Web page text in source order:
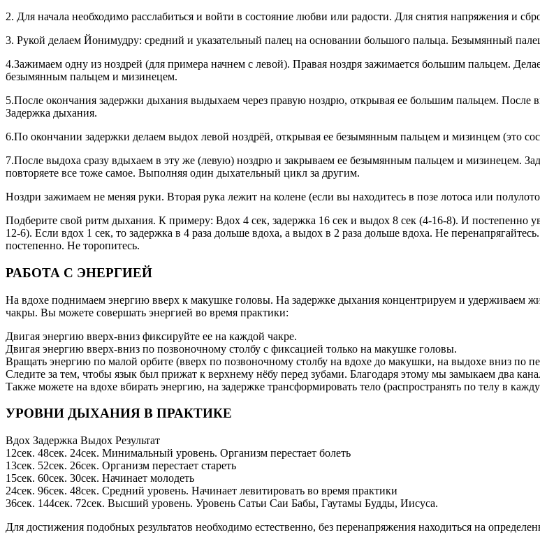
2. Для начала необходимо расслабиться и войти в состояние любви или радости. Для снятия напряжения и
3. Рукой делаем Йонимудру: средний и указательный палец на основании большого пальца. Безымянный
4.Зажимаем одну из ноздрей (для примера начнем с левой). Правая ноздря зажимается большим пальцем.
безымянным пальцем и мизинецем.
5.После окончания задержки дыхания выдыхаем через правую ноздрю, открывая ее большим пальцем.
Задержка дыхания.
6.По окончании задержки делаем выдох левой ноздрёй, открывая ее безымянным пальцем и мизинцем (это
7.После выдоха сразу вдыхаем в эту же (левую) ноздрю и закрываем ее безымянным пальцем и мизинецем.
повторяете все тоже самое. Выполняя один дыхательный цикл за другим.
Ноздри зажимаем не меняя руки. Вторая рука лежит на колене (если вы находитесь в позе лотоса или
Подберите свой ритм дыхания. К примеру: Вдох 4 сек, задержка 16 сек и выдох 8 сек (4-16-8). И постепенно
12-6). Если вдох 1 сек, то задержка в 4 раза дольше вдоха, а выдох в 2 раза дольше вдоха. Не
постепенно. Не торопитесь.
РАБОТА С ЭНЕРГИЕЙ
На вдохе поднимаем энергию вверх к макушке головы. На задержке дыхания концентрируем и удерживаем
чакры. Вы можете совершать энергией во время практики:
Двигая энергию вверх-вниз фиксируйте ее на каждой чакре.
Двигая энергию вверх-вниз по позвоночному столбу с фиксацией только на макушке головы.
Вращать энергию по малой орбите (вверх по позвоночному столбу на вдохе до макушки, на выдохе вниз по
Следите за тем, чтобы язык был прижат к верхнему нёбу перед зубами. Благодаря этому мы замыкаем два
Также можете на вдохе вбирать энергию, на задержке трансформировать тело (распространять по телу в
УРОВНИ ДЫХАНИЯ В ПРАКТИКЕ
Вдох Задержка Выдох Результат
12сек. 48сек. 24сек. Минимальный уровень. Организм перестает болеть
13сек. 52сек. 26сек. Организм перестает стареть
15сек. 60сек. 30сек. Начинает молодеть
24сек. 96сек. 48сек. Средний уровень. Начинает левитировать во время практики
36сек. 144сек. 72сек. Высший уровень. Уровень Сатьи Саи Бабы, Гаутамы Будды, Иисуса.
Для достижения подобных результатов необходимо естественно, без перенапряжения находиться на